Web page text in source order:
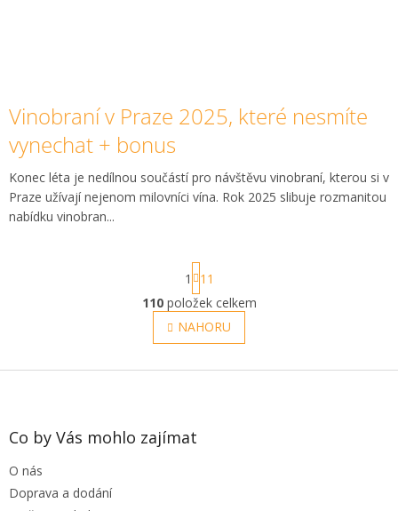
Vinobraní v Praze 2025, které nesmíte
vynechat + bonus
Konec léta je nedílnou součástí pro návštěvu vinobraní, kterou si v
Praze užívají nejenom milovníci vína. Rok 2025 slibuje rozmanitou
nabídku vinobran...
O
v
l
d
S
t
r
á
n
k
v
1
11
110položek celkem
NAHORU
Z
Co by Vás mohlo zajímat
O nás
Doprava a dodání